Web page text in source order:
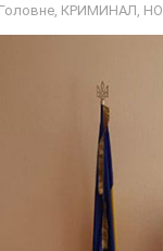
Головне КРИМИНАЛ